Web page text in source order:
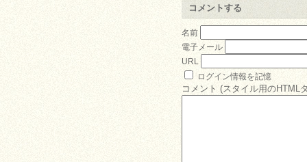
コメントする
名前
電子メール
URL
ログイン情報を記憶
コメント (スタイル用のHTML